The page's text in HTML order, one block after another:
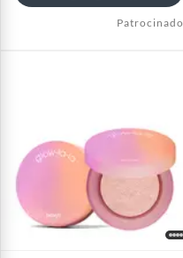
Patrocinado